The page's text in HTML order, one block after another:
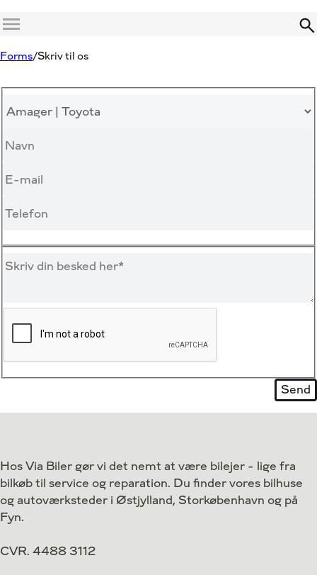
Menu
Forms Skriv til os
Hos Via Biler gør vi det nemt at være bilejer - lige fra
bilkøb til service og reparation. Du finder vores bilhuse
og autoværksteder i Østjylland, Storkøbenhavn og på
Fyn.
CVR. 4488 3112